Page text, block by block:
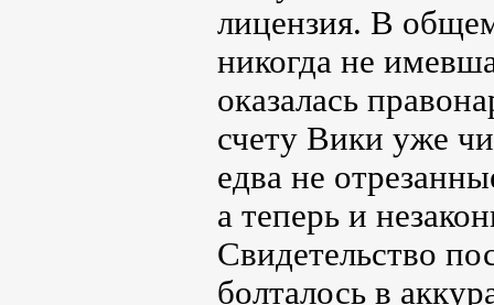
лицензия. В
никогда не
оказалась
счету Вики уже
едва не
а теперь и
Свидетельство
болталось в